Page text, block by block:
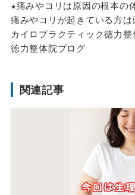
★痛みやコリは原因の根本の
痛みやコリが起きている方
カイロプラクティック徳力
徳力整体院ブログ
関連記事